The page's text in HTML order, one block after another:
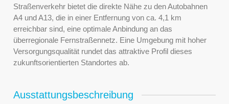
Straßenverkehr bietet die direkte Nähe zu den Autobahnen
A4 und A13, die in einer Entfernung von ca. 4,1 km
erreichbar sind, eine optimale Anbindung an das
überregionale Fernstraßennetz. Eine Umgebung mit hoher
Versorgungsqualität rundet das attraktive Profil dieses
zukunftsorientierten Standortes ab.
Ausstattungsbeschreibung